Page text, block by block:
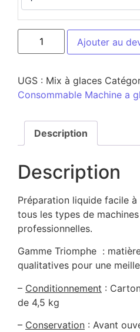
Ajouter au
UGS : Mix à glaces
Consommable Machine a
Description
Description
Préparation liquide facile
tous les types de
professionnelles.
Gamme Triomphe :
qualitatives pour une
– Conditionnement :
de 4,5 kg
– Conservation : Avant